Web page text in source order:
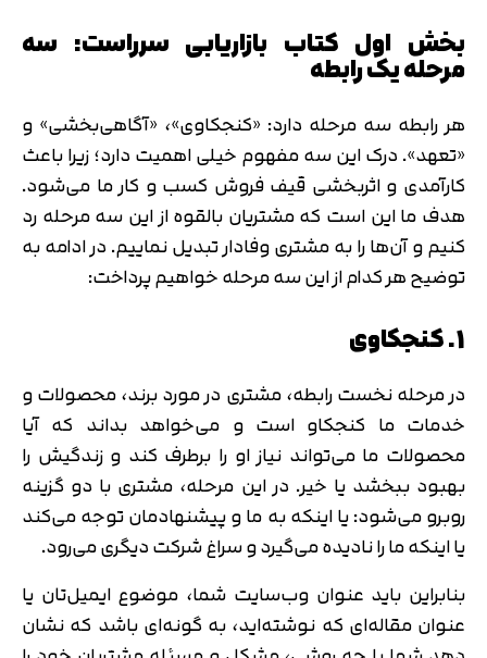
بخش اول کتاب بازاریابی سرراست: سه
مرحله یک رابطه
هر رابطه سه مرحله دارد: «کنجکاوی»، «آگاهی‌بخشی» و
«تعهد». درک این سه مفهوم خیلی اهمیت دارد؛ زیرا باعث
کارآمدی و اثربخشی قیف فروش کسب و کار ما می‌شود.
هدف ما این است که مشتریان بالقوه از این سه مرحله رد
کنیم و آن‌ها را به مشتری وفادار تبدیل نماییم. در ادامه به
توضیح هر کدام از این سه مرحله خواهیم پرداخت:
1. کنجکاوی
در مرحله نخست رابطه، مشتری در مورد برند، محصولات و
خدمات ما کنجکاو است و می‌خواهد بداند که آیا
محصولات ما می‌تواند نیاز او را برطرف کند و زندگیش را
بهبود ببخشد یا خیر. در این مرحله، مشتری با دو گزینه
روبرو می‌شود: یا اینکه به ما و پیشنهادمان توجه می‌کند
یا اینکه ما را نادیده می‌گیرد و سراغ شرکت دیگری می‌رود.
بنابراین باید عنوان وب‌سایت شما، موضوع ایمیل‌تان یا
عنوان مقاله‌ای که نوشته‌اید، به گونه‌ای باشد که نشان